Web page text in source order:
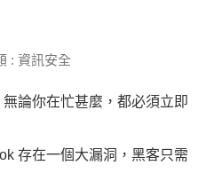
: 資訊安全
論你在忙甚麼，都必須立即
存在一個大漏洞，黑客只需